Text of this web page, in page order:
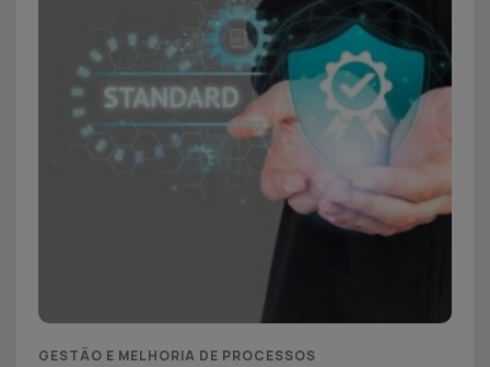
GESTÃO E MELHORIA DE PROCESSOS